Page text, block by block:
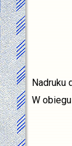
Nadruku
W